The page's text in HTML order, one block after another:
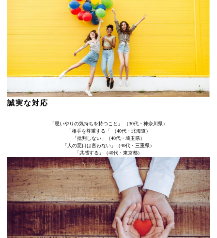
誠実な対応
「思いやりの気持ちを持つこと」 （30代・神奈川県）
「相手を尊重する「 （40代・北海道）
「批判しない」（40代・埼玉県）
「人の悪口は言わない」（40代・三重県）
「共感する」（40代・東京都）